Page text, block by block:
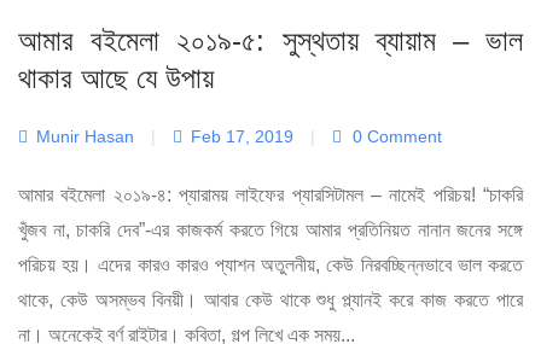
আমার বইমেলা ২০১৯-৫: সুস্থতায় ব্যায়াম – ভাল
থাকার আছে যে উপায়
Munir Hasan | Feb 17, 2019 | 0 Comment
আমার বইমেলা ২০১৯-৪: প্যারাময় লাইফের প্যারসিটামল – নামেই পরিচয়! “চাকরি
খুঁজব না, চাকরি দেব”-এর কাজকর্ম করতে গিয়ে আমার প্রতিনিয়ত নানান জনের সঙ্গে
পরিচয় হয়। এদের কারও কারও প্যাশন অতুলনীয়, কেউ নিরবচ্ছিন্নভাবে ভাল করতে
থাকে, কেউ অসম্ভব বিনয়ী। আবার কেউ থাকে শুধু প্ল্যানই করে কাজ করতে পারে
না। অনেকেই বর্ণ রাইটার। কবিতা, গল্প লিখে এক সময়...